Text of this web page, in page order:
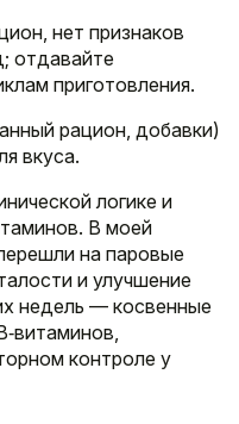
нет признаков
отдавайте
приготовления.
рацион, добавки)
вкуса.
логике и
В моей
на паровые
и улучшение
недель — косвенные
контроле у